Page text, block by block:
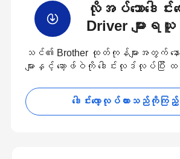
လိုအပ်သောဒေါင်း
Driver များ
သင်၏ Brother ထုတ်ကုန်များအတွက် နောက်
များနှင့် ဆော့ဖ်ဝဲကို ဒေါင်းလုဒ်လုပ်ပြီး
ဒေါင်းလော့လုပ်ထားသည်ကိုက